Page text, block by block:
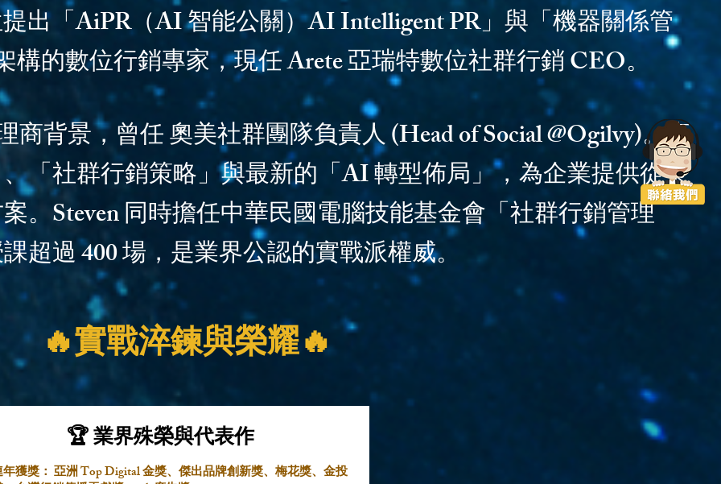
出「AiPR（AI 智能公關）AI Intelligent PR」與「機器關係管
構的數位行銷專家，現任 Arete 亞瑞特數位社群行銷 CEO。
商背景，曾任 奧美社群團隊負責人 (Head of Social @Ogilvy)。專
「社群行銷策略」與最新的「AI 轉型佈局」，為企業提供從策
。Steven 同時擔任中華民國電腦技能基金會「社群行銷管理
超過 400 場，是業界公認的實戰派權威。
🔥實戰淬鍊與榮耀🔥
🏆 業界殊榮與代表作
獲獎： 亞洲 Top Digital 金獎、傑出品牌創新獎、梅花獎、金投